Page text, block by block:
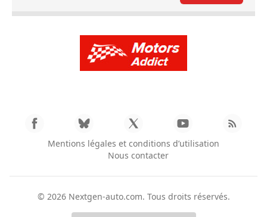
Mentions légales et conditions d’utilisation
Nous contacter
© 2026 Nextgen-auto.com. Tous droits réservés.